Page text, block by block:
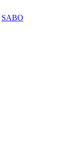
SABO